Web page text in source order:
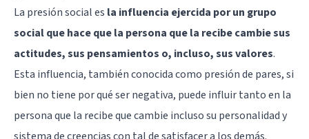
La presión social es la influencia ejercida por un grupo
social que hace que la persona que la recibe cambie sus
actitudes, sus pensamientos o, incluso, sus valores.
Esta influencia, también conocida como presión de pares, si
bien no tiene por qué ser negativa, puede influir tanto en la
persona que la recibe que cambie incluso su personalidad y